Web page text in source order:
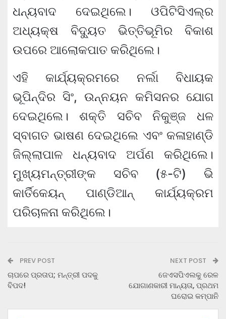
ଧନ୍ୟବାଦ ଦେଇଥିଲେ। ଓପିଟିସିଏଲ୍‌ର
ଅଧ୍ୟକ୍ଷ ବିଦ୍ୟୁତ ଭିତ୍ତିଭୂମିର ବିକାଶ
ଉପରେ ଆଲୋକପାତ କରିଥିଲେ।
ଏହି କାର୍ଯ୍ୟକ୍ରମରେ ନର୍ଲା ବିଧାୟକ
ଭୂପିନ୍ଦିର ସିଂ, ଉନ୍ନୟନ କମିସନର ଯୋଗ
ଦେଇଥିଲେ। ଶକ୍ତି ସଚିବ ନିକୁଞ୍ଜ ଧଳ
ସ୍ବାଗତ ଭାଷଣ ଦେଇଥିଲେ ଏବଂ କଳାହାଣ୍ଡି
ଜିଲ୍ଲାପାଳ ଧନ୍ୟବାଦ ଅର୍ପଣ କରିଥିଲେ।
ମୁଖ୍ୟମନ୍ତ୍ରୀଙ୍କ ସଚିବ (୫-ଟି) ଭି
କାର୍ତିକେୟନ୍ ପାଣ୍ଡିଆନ୍ କାର୍ଯ୍ୟକ୍ରମ
ପରିଚାଳନା କରିଥିଲେ।
PREV POST
ଚାପରେ ପ୍ରତାପ; ମନ୍ତ୍ରୀ ପଦକୁ
ବିପଦ!
NEXT POST
ଜେଏସପିଏଲକୁ ରେଳ
ଯୋଗାଣକାରୀ ମାନ୍ୟତା, ପ୍ରଥମ
ଘରୋଇ କମ୍ପାନି